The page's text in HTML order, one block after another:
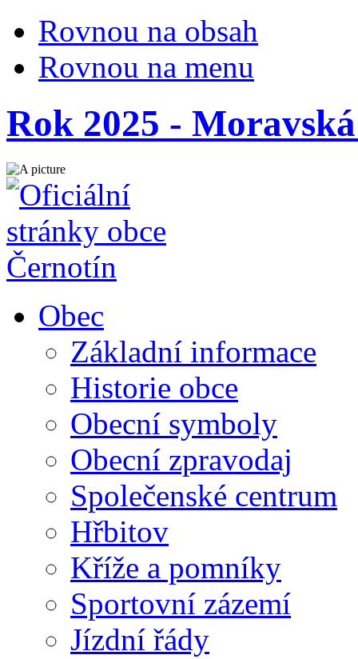
Rovnou na obsah
Rovnou na menu
Rok 2025 -
Obec
Základní informace
Historie obce
Obecní symboly
Obecní zpravodaj
Společenské centrum
Hřbitov
Kříže a pomníky
Sportovní zázemí
Jízdní řády